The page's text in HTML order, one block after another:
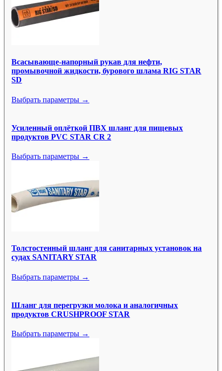
Всасывающе-напорный рукав для нефти,
промывочной жидкости, бурового шлама RIG STAR
SD
Выбрать параметры →
Усиленный оплёткой ПВХ шланг для пищевых
продуктов PVC STAR CR 2
Выбрать параметры →
Толстостенный шланг для санитарных установок на
судах SANITARY STAR
Выбрать параметры →
Шланг для перегрузки молока и аналогичных
продуктов CRUSHPROOF STAR
Выбрать параметры →